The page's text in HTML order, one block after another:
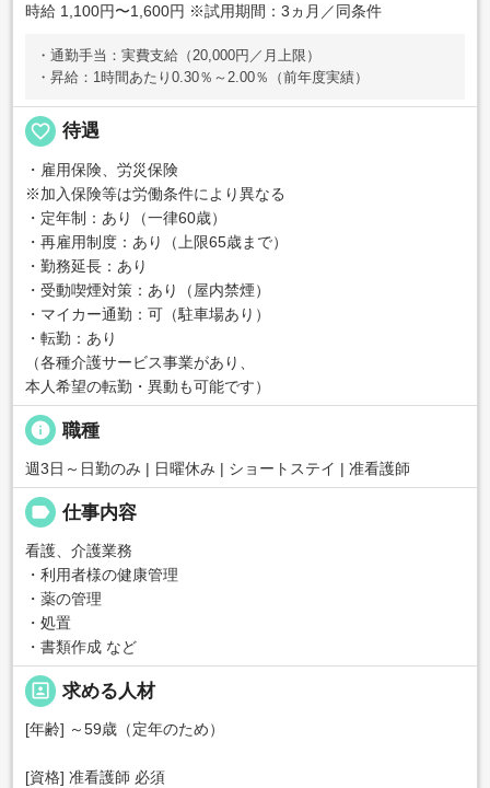
時給 1,100円〜1,600円 ※試用期間：3ヵ月／同条件
・通勤手当：実費支給（20,000円／月上限）
・昇給：1時間あたり0.30％～2.00％（前年度実績）
favorite_border 待遇
・雇用保険、労災保険
※加入保険等は労働条件により異なる
・定年制：あり（一律60歳）
・再雇用制度：あり（上限65歳まで）
・勤務延長：あり
・受動喫煙対策：あり（屋内禁煙）
・マイカー通勤：可（駐車場あり）
・転勤：あり
（各種介護サービス事業があり、
本人希望の転勤・異動も可能です）
info 職種
週3日～日勤のみ | 日曜休み | ショートステイ | 准看護師
label 仕事内容
看護、介護業務
・利用者様の健康管理
・薬の管理
・処置
・書類作成 など
portrait 求める人材
[年齢] ～59歳（定年のため）
[資格] 准看護師 必須